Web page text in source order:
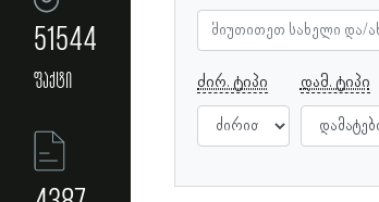
51544
ფაქტი ძირ. ტიპი დამ. ტიპი